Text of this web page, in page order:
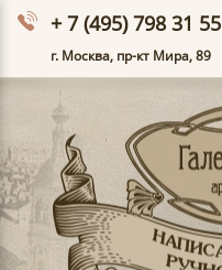
+ 7 (495) 798 31 55
г. Москва, пр-кт Мира, 89